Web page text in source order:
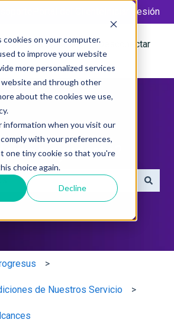
on your computer.
to improve your website
more personalized services
and through other
about the cookies we use,
information when you visit our
with your preferences,
one tiny cookie so that you're
choice again.
Decline
Iniciar sesión
Ir a la base de
conocimientos
Desconectar
ayudarte?
porque el campo de búsqueda
de Nuestros Servicio